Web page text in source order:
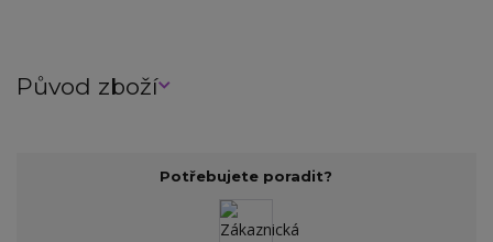
Původ zboží
Potřebujete poradit?